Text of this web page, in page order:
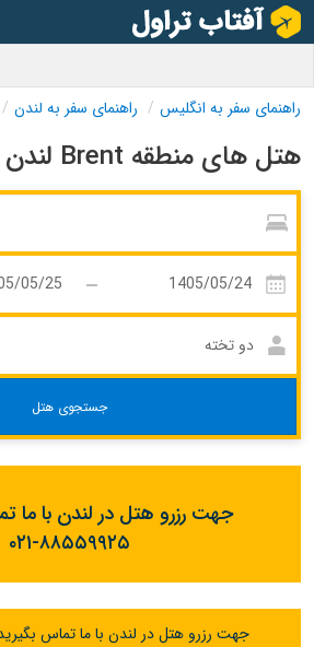
راهنمای سفر به انگلیس راهنمای سفر به لندن
هتل های منطقه Brent لندن
جستجوی هتل
جهت رزرو هتل در لندن با ما
۰۲۱-۸۸۵۵۹۹۲۵
جهت رزرو هتل در لندن با ما تماس